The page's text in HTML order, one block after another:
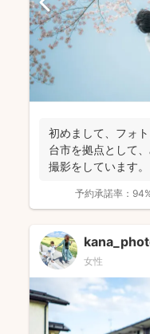
初めまして、フォ
台市を拠点として
撮影をしています
予約承諾率：
女性